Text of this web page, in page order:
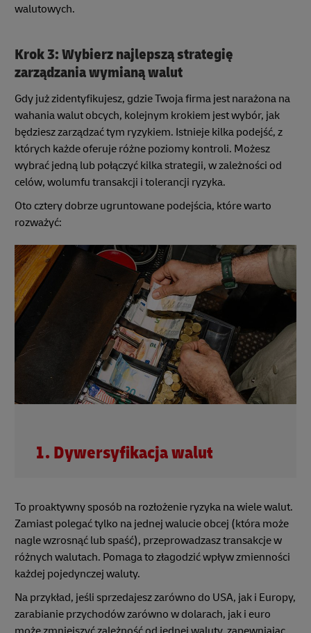
walutowych.
Krok 3: Wybierz najlepszą strategię
zarządzania wymianą walut
Gdy już zidentyfikujesz, gdzie Twoja firma jest narażona na
wahania walut obcych, kolejnym krokiem jest wybór, jak
będziesz zarządzać tym ryzykiem. Istnieje kilka podejść, z
których każde oferuje różne poziomy kontroli. Możesz
wybrać jedną lub połączyć kilka strategii, w zależności od
celów, wolumfu transakcji i tolerancji ryzyka.
Oto cztery dobrze ugruntowane podejścia, które warto
rozważyć:
1. Dywersyfikacja walut
To proaktywny sposób na rozłożenie ryzyka na wiele walut.
Zamiast polegać tylko na jednej walucie obcej (która może
nagle wzrosnąć lub spaść), przeprowadzasz transakcje w
różnych walutach. Pomaga to złagodzić wpływ zmienności
każdej pojedynczej waluty.
Na przykład, jeśli sprzedajesz zarówno do USA, jak i Europy,
zarabianie przychodów zarówno w dolarach, jak i euro